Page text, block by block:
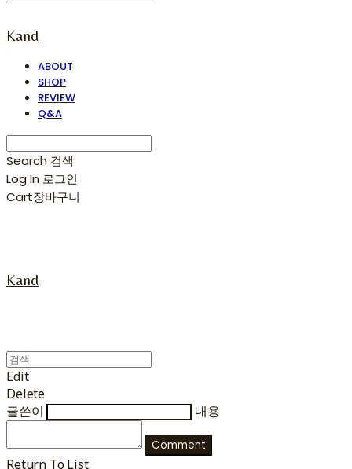
Kand
ABOUT
SHOP
REVIEW
Q&A
Search 검색
Log In 로그인
Cart장바구니
Kand
Edit
Delete
글쓴이
내용
Comment
Return To List